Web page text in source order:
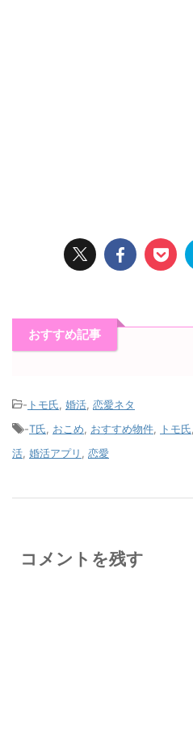
おすすめ記事
- トモ氏 婚活 恋愛ネタ
-T氏 おこめ おすすめ物件 トモ氏
活 婚活アプリ 恋愛
コメントを残す